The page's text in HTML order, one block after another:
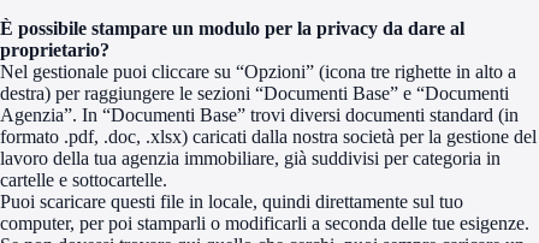
È possibile stampare un modulo per la privacy da dare al
proprietario?
Nel gestionale puoi cliccare su “Opzioni” (icona tre righette in alto a
destra) per raggiungere le sezioni “Documenti Base” e “Documenti
Agenzia”. In “Documenti Base” trovi diversi documenti standard (in
formato .pdf, .doc, .xlsx) caricati dalla nostra società per la gestione del
lavoro della tua agenzia immobiliare, già suddivisi per categoria in
cartelle e sottocartelle.
Puoi scaricare questi file in locale, quindi direttamente sul tuo
computer, per poi stamparli o modificarli a seconda delle tue esigenze.